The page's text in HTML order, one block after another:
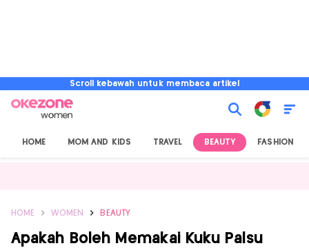
Scroll kebawah untuk membaca artikel
HOME MOM AND KIDS TRAVEL BEAUTY FASHION
HOME WOMEN BEAUTY
Apakah Boleh Memakai Kuku Palsu